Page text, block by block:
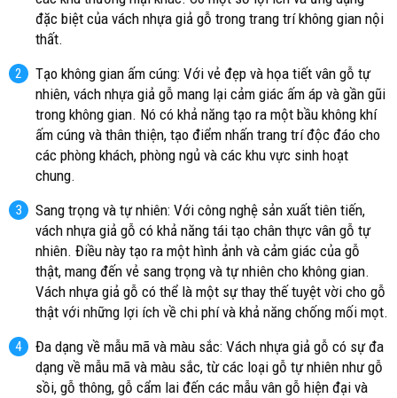
đặc biệt của vách nhựa giả gỗ trong trang trí không gian nội
thất.
Tạo không gian ấm cúng: Với vẻ đẹp và họa tiết vân gỗ tự
nhiên, vách nhựa giả gỗ mang lại cảm giác ấm áp và gần gũi
trong không gian. Nó có khả năng tạo ra một bầu không khí
ấm cúng và thân thiện, tạo điểm nhấn trang trí độc đáo cho
các phòng khách, phòng ngủ và các khu vực sinh hoạt
chung.
Sang trọng và tự nhiên: Với công nghệ sản xuất tiên tiến,
vách nhựa giả gỗ có khả năng tái tạo chân thực vân gỗ tự
nhiên. Điều này tạo ra một hình ảnh và cảm giác của gỗ
thật, mang đến vẻ sang trọng và tự nhiên cho không gian.
Vách nhựa giả gỗ có thể là một sự thay thế tuyệt vời cho gỗ
thật với những lợi ích về chi phí và khả năng chống mối mọt.
Đa dạng về mẫu mã và màu sắc: Vách nhựa giả gỗ có sự đa
dạng về mẫu mã và màu sắc, từ các loại gỗ tự nhiên như gỗ
sồi, gỗ thông, gỗ cẩm lai đến các mẫu vân gỗ hiện đại và